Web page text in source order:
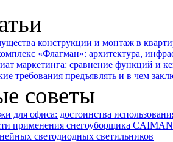
конструкции и монтаж в
«Флагман»: архитектура,
маркетинга: сравнение функций и
требования предъявлять и в чем
советы
для офиса: достоинства
применения снегоуборщика
светодиодных светильников